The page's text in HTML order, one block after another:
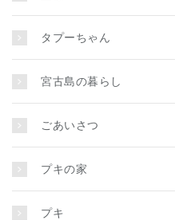
タプーちゃん
宮古島の暮らし
ごあいさつ
プキの家
プキ